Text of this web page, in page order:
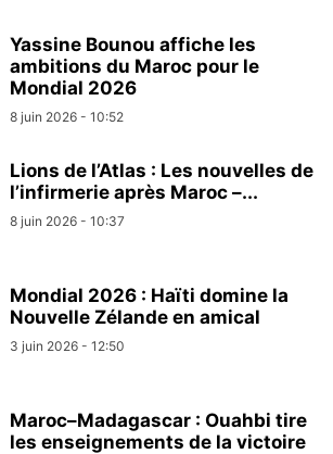
Yassine Bounou affiche les
ambitions du Maroc pour le
Mondial 2026
8 juin 2026 - 10:52
Lions de l’Atlas : Les nouvelles de
l’infirmerie après Maroc –...
8 juin 2026 - 10:37
Mondial 2026 : Haïti domine la
Nouvelle Zélande en amical
3 juin 2026 - 12:50
Maroc–Madagascar : Ouahbi tire
les enseignements de la victoire